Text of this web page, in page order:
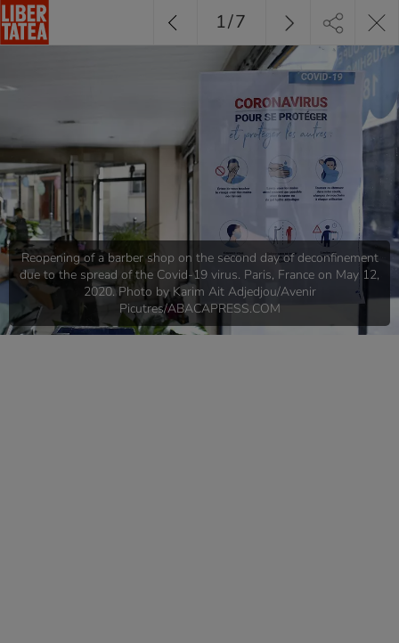
Reopening of a barber shop on the second day of deconfinement
due to the spread of the Covid-19 virus. Paris, France on May 12,
2020. Photo by Karim Ait Adjedjou/Avenir
Picutres/ABACAPRESS.COM
1/7